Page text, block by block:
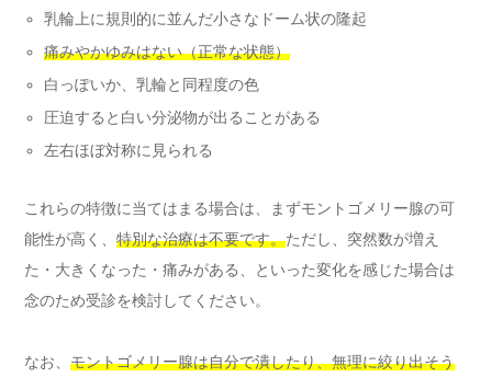
乳輪上に規則的に並んだ小さなドーム状の隆起
痛みやかゆみはない（正常な状態）
白っぽいか、乳輪と同程度の色
圧迫すると白い分泌物が出ることがある
左右ほぼ対称に見られる
これらの特徴に当てはまる場合は、まずモントゴメリー腺の可
能性が高く、 特別な治療は不要です。ただし、突然数が増え
た・大きくなった・痛みがある、といった変化を感じた場合は
念のため受診を検討してください。
なお、 モントゴメリー腺は自分で潰したり、無理に絞り出そう